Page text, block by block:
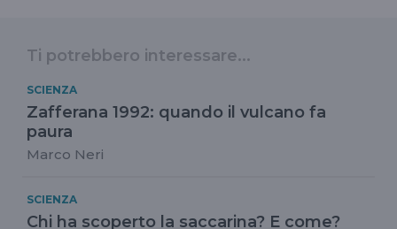
Ti potrebbero interessare...
SCIENZA
Zafferana 1992: quando il vulcano fa
paura
Marco Neri
SCIENZA
Chi ha scoperto la saccarina? E come?